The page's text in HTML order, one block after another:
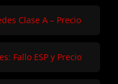
Clase A – Precio
Fallo ESP y Precio